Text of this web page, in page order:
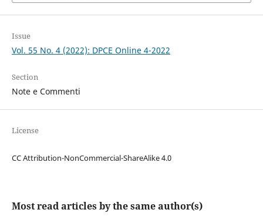
Issue
Vol. 55 No. 4 (2022): DPCE Online 4-2022
Section
Note e Commenti
License
CC Attribution-NonCommercial-ShareAlike 4.0
Most read articles by the same author(s)